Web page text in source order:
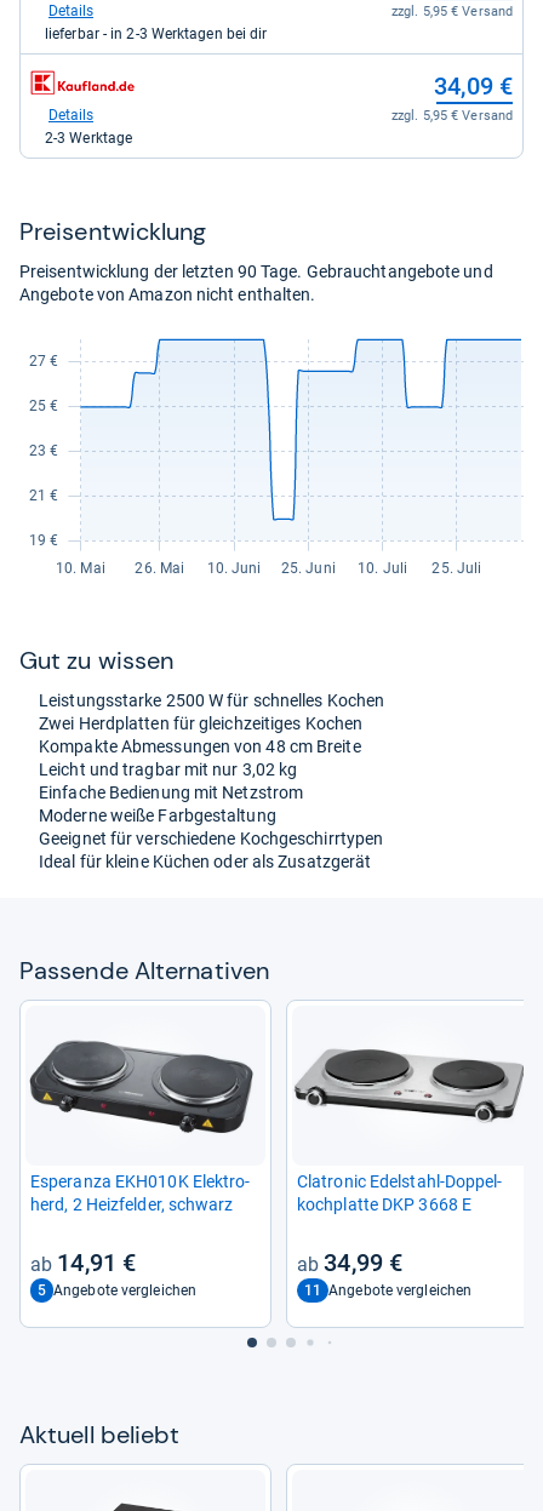
Otto.de
kaufen.
zzgl. 5,95 € Versand
Details
lieferbar - in 2-3 Werktagen bei dir
zum
Shop:
Kaufland
34,09 €
zzgl. 5,95 € Versand
Details
2-3 Werktage
Preis­ent­wick­lung
Preisentwicklung der letzten 90 Tage. Gebrauchtangebote und
Angebote von Amazon nicht enthalten.
Gut zu wis­sen
Leis­tungs­starke 2500 W für schnel­les Kochen
Zwei Herd­plat­ten für gleich­zei­ti­ges Kochen
Kom­pakte Abmes­sun­gen von 48 cm Breite
Leicht und trag­bar mit nur 3,02 kg
Ein­fa­che Bedie­nung mit Netz­strom
Moderne weiße Farb­ge­stal­tung
Geeig­net für ver­schie­dene Koch­ge­schirr­ty­pen
Ideal für kleine Küchen oder als Zusatz­ge­rät
Pas­sende Alter­na­ti­ven
Espe­ranza EKH010K Elek­tro­
herd, 2 Heiz­fel­der, schwarz
14,91 €
5 Angebote vergleichen
Cla­tro­nic Edel­stahl-​Dop­pel­
koch­platte DKP 3668 E
34,99 €
11 Angebote vergleichen
Aktu­ell beliebt